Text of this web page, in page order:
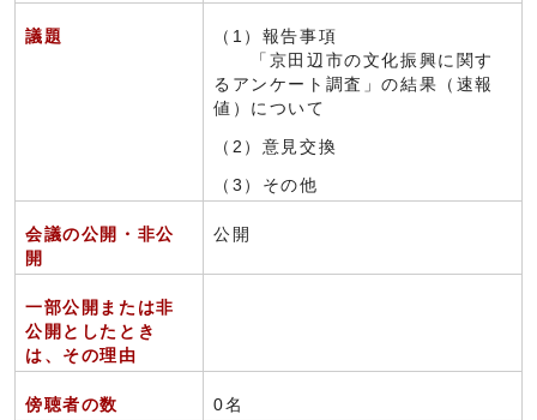
議題
（1）報告事項
「京田辺市の文化振興に関す
るアンケート調査」の結果（速報
値）について
（2）意見交換
（3）その他
会議の公開・非公
開
公開
一部公開または非
公開としたとき
は、その理由
傍聴者の数 0名